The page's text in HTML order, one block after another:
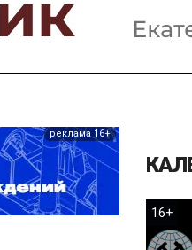
реклама 16+
16+